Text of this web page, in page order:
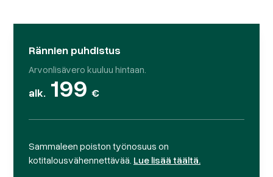
Rännien puhdistus
Arvonlisävero kuuluu hintaan.
alk. 199€
Sammaleen poiston työnosuus on
kotitalousvähennettävää. Lue lisää täältä.